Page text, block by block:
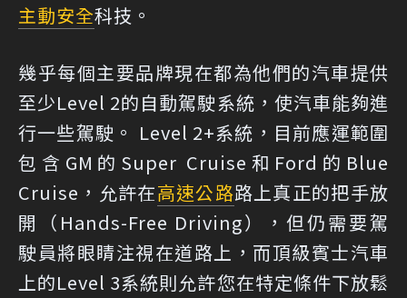
主動安全科技。
幾乎每個主要品牌現在都為他們的汽車提供
至少Level 2的自動駕駛系統，使汽車能夠進
行一些駕駛。 Level 2+系統，目前應運範圍
包含GM的Super Cruise和Ford的Blue
Cruise，允許在高速公路路上真正的把手放
開（Hands-Free Driving），但仍需要駕
駛員將眼睛注視在道路上，而頂級賓士汽車
上的Level 3系統則允許您在特定條件下放鬆